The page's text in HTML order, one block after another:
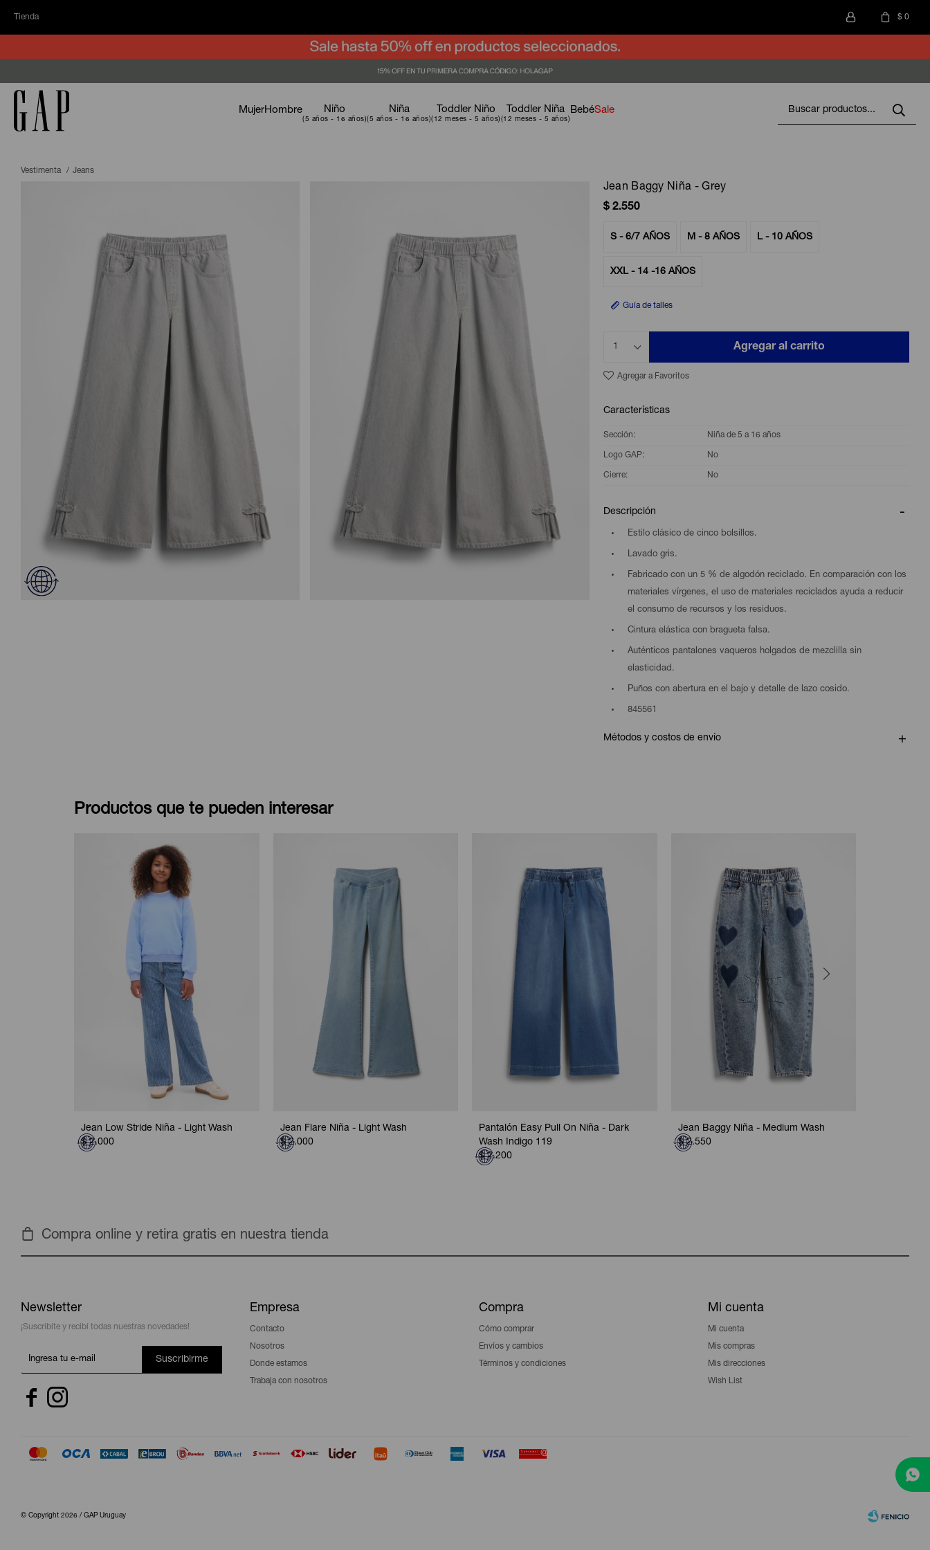
Tienda $ 0
MujerHombre Niño Niña Toddler Niño Toddler Niña BebéSale
Vestimenta Jeans
Jean Baggy Niña - Grey
$ 2.550
S - 6/7 AÑOS M - 8 AÑOS L - 10 AÑOS
XXL - 14 -16 AÑOS
Guía de talles
1 Agregar al carrito
Características
Sección Niña de 5 a 16 años
Logo GAP No
Cierre No
Descripción
Estilo clásico de cinco bolsillos.
Lavado gris.
Fabricado con un 5 % de algodón reciclado. En comparación con los
materiales vírgenes, el uso de materiales reciclados ayuda a reducir
el consumo de recursos y los residuos.
Cintura elástica con bragueta falsa.
Auténticos pantalones vaqueros holgados de mezclilla sin
elasticidad.
Puños con abertura en el bajo y detalle de lazo cosido.
845561
Métodos y costos de envío
Productos que te pueden interesar
Jean Low Stride Niña - Light Wash
$ 2.000
Jean Flare Niña - Light Wash
$ 2.000
Pantalón Easy Pull On Niña - Dark
Wash Indigo 119
$ 2.200
Jean Baggy Niña - Medium Wash
$ 2.550
Compra online y retira gratis en nuestra tienda
Newsletter
¡Suscribite y recibí todas nuestras novedades!
Suscribirme
 
Empresa
Contacto
Nosotros
Donde estamos
Trabaja con nosotros
Compra
Cómo comprar
Envíos y cambios
Términos y condiciones
Mi cuenta
Mi cuenta
Mis compras
Mis direcciones
Wish List
© Copyright 2026 / GAP Uruguay